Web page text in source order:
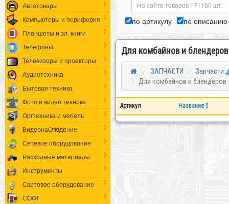
Автотовары
Компьютеры и периферия
Планшеты и эл. книги
Телефоны
Телевизоры и проекторы
Аудиотехника
Бытовая техника
Фото и видео техника
Оргтехника и мебель
Видеонаблюдение
Сетевое оборудование
Расходные материалы
Инструменты
Световое оборудование
СОФТ
по артикулу по описанию
Для комбайнов и блендеров
ЗАПЧАСТИ
Запчасти
Для комбайнов и блендеров
Артикул Название